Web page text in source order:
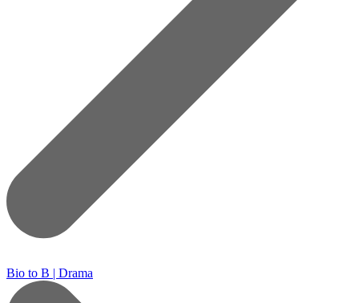
Bio to B | Drama